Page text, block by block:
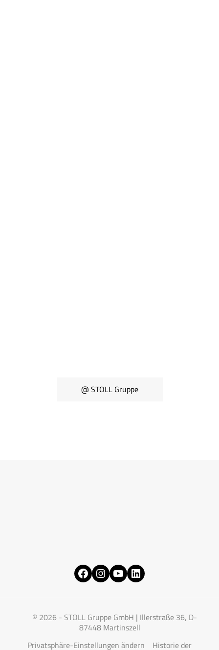
@ STOLL Gruppe
Facebook
Instagram
YouTubeLinkedIn
© 2026 - STOLL Gruppe GmbH | Illerstraße 36, D-
87448 Martinszell
Privatsphäre-Einstellungen ändern Historie der